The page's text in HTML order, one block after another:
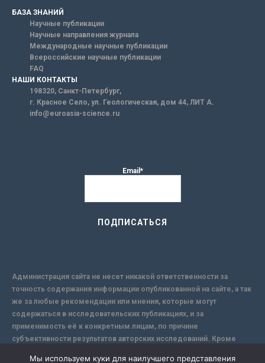
БАЗА ЗНАНИЙ
Научные публикации
Научные направления журнала
Международные научные публикации
Всероссийские научные публикации
FAQ
НАШИ КОНТАКТЫ
198320, Санкт-Петербург,
г. Красное Село, ул. Геологическая, дом 44, ЛИТ А.
info@euroasia-science.ru
Email*
Администрация сайта не несет никакой ответственности за
точность содержания информации опубликованной на сайте, а так
же за любые рекомендации или мнения, которые могут
содержаться в исследовательских публикациях, и за
применимость её к конкретным лицам, по причине
субъективности результатов авторских исследований. Кроме
Мы используем куки для наилучшего представления